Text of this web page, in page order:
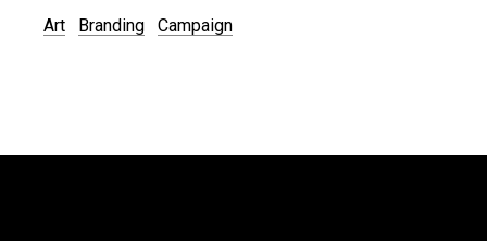
Art Branding Campaign